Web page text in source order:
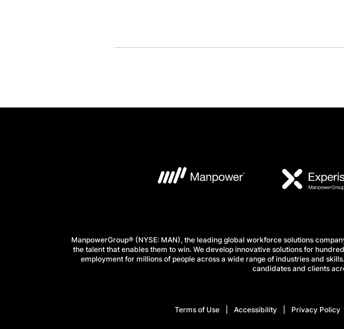
ManpowerGroup® (NYSE: MAN), the leading global workforce solutions
the talent that enables them to win. We develop innovative solutions for
employment for millions of people across a wide range of industries and
candidates and clients
Terms of Use Accessibility Privacy Policy